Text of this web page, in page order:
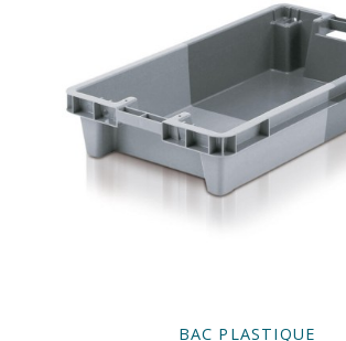
BAC PLASTIQUE